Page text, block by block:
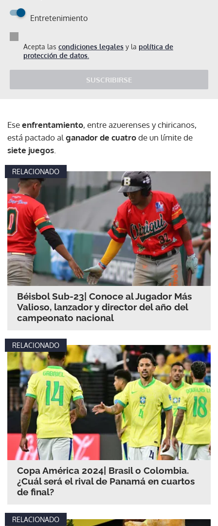
Entretenimiento
Acepta las condiciones legales y la política de
protección de datos.
SUSCRIBIRSE
Eseenfrentamiento, entre azuerenses y chiricanos,
está pactado al ganador de cuatrode un límite de
siete juegos
RELACIONADO
Béisbol Sub-23| Conoce al Jugador Más
Valioso, lanzador y director del año del
campeonato nacional
RELACIONADO
Copa América 2024| Brasil o Colombia.
¿Cuál será el rival de Panamá en cuartos
de final?
RELACIONADO